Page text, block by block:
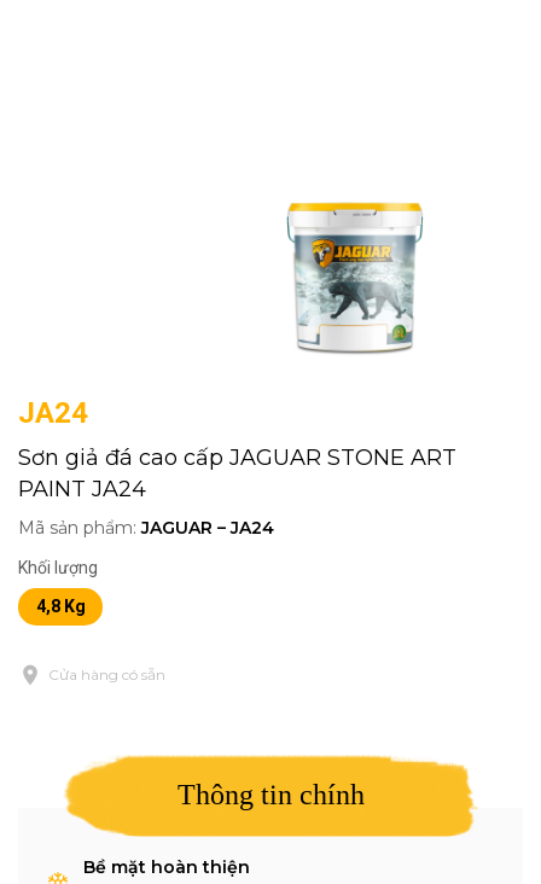
JA24
Sơn giả đá cao cấp JAGUAR STONE ART
PAINT JA24
Mã sản phẩm:JAGUAR – JA24
Khối lượng
4,8 Kg
Cửa hàng có sẵn
Thông tin chính
Bề mặt hoàn thiện